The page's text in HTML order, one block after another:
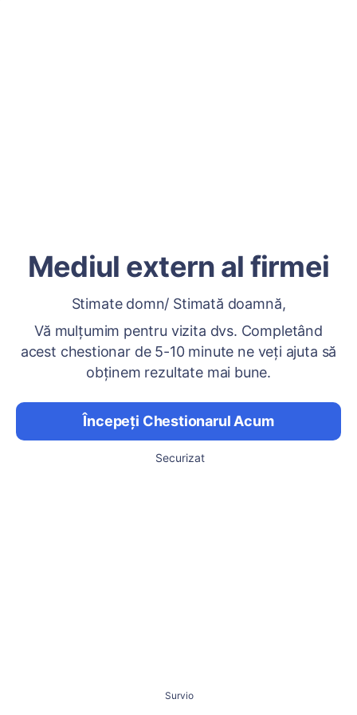
Mediul extern al firmei
Stimate domn/ Stimată doamnă,
Vă mulțumim pentru vizita dvs. Completând
acest chestionar de 5-10 minute ne veți ajuta să
obținem rezultate mai bune.
Începeți Chestionarul Acum
Securizat
Survio